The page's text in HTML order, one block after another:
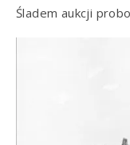
Śladem aukcji